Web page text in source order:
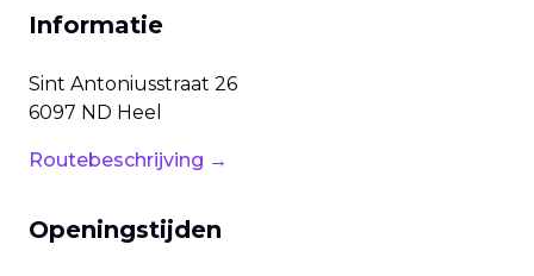
Informatie
Sint Antoniusstraat 26
6097 ND Heel
Routebeschrijving →
Openingstijden